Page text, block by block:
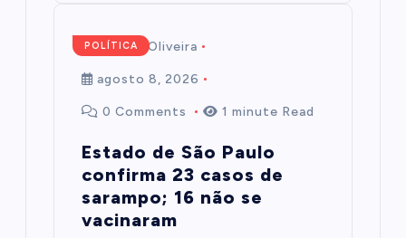
POLÍTICA
Mairim de Oliveira
agosto 8, 2026
0 Comments 1 minute Read
Estado de São Paulo
confirma 23 casos de
sarampo; 16 não se
vacinaram